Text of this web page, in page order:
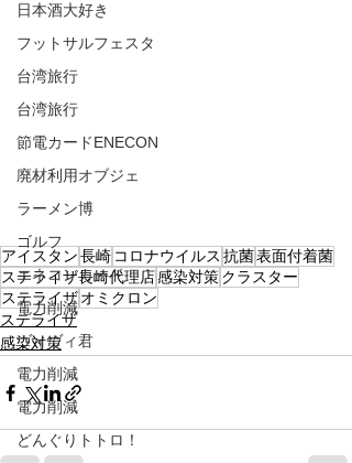
日本酒大好き
フットサルフェスタ
台湾旅行
台湾旅行
節電カードENECON
廃材利用オブジェ
ラーメン博
ゴルフ
エネコンカード
電力削減
ヴィヴィ君
電力削減
電力削減
どんぐりトトロ！
アイスタン 長崎 コロナウイルス 抗菌表面付着菌
ステライザ長崎代理店感染対策 クラスター
ステライザ オミクロン
ステライザ
感染対策